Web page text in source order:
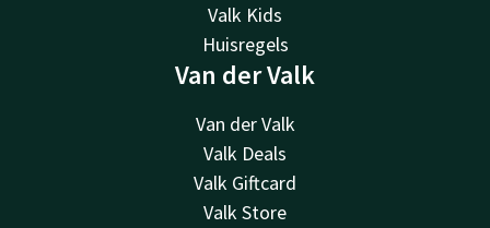
Valk Kids
Huisregels
Van der Valk
Van der Valk
Valk Deals
Valk Giftcard
Valk Store